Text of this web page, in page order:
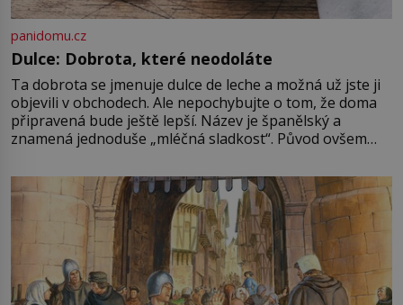
panidomu.cz
Dulce: Dobrota, které neodoláte
Ta dobrota se jmenuje dulce de leche a možná už jste ji
objevili v obchodech. Ale nepochybujte o tom, že doma
připravená bude ještě lepší. Název je španělský a
znamená jednoduše „mléčná sladkost“. Původ ovšem
pře hned několik latinskoamerických zemí a k tomu
Francie, kde se traduje,